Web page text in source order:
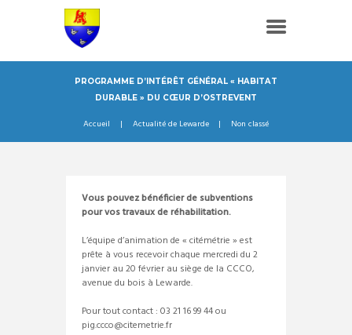
PROGRAMME D’INTÉRÊT GÉNÉRAL « HABITAT
DURABLE » DU CŒUR D’OSTREVENT
Accueil Actualité de Lewarde Non classé
Vous pouvez bénéficier de subventions
pour vos travaux de réhabilitation.
L’équipe d’animation de « citémétrie » est
prête à vous recevoir chaque mercredi du 2
janvier au 20 février au siège de la CCCO,
avenue du bois à Lewarde.
Pour tout contact : 03 21 16 99 44 ou
pig.ccco@citemetrie.fr